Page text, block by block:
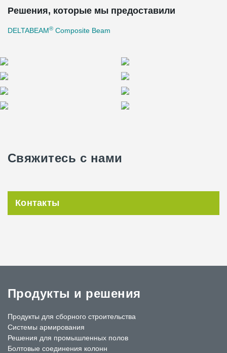
Решения, которые мы предоставили
DELTABEAM® Composite Beam
Свяжитесь с нами
Контакты
Продукты и решения
Продукты для сборного строительства
Системы армирования
Решения для промышленных полов
Болтовые соединения колонн